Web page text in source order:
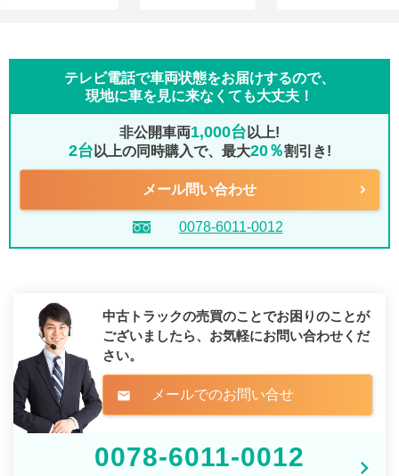
テレビ電話で車両状態をお届けするので、
現地に車を見に来なくても大丈夫！
非公開車両1,000台以上!
2台以上の同時購入で、最大20％割引き!
メール問い合わせ
0078-6011-0012
中古トラックの売買のことでお困りのことが
ございましたら、 お気軽にお問い合わせくだ
さい。
mail メールでのお問い合せ
0078-6011-0012